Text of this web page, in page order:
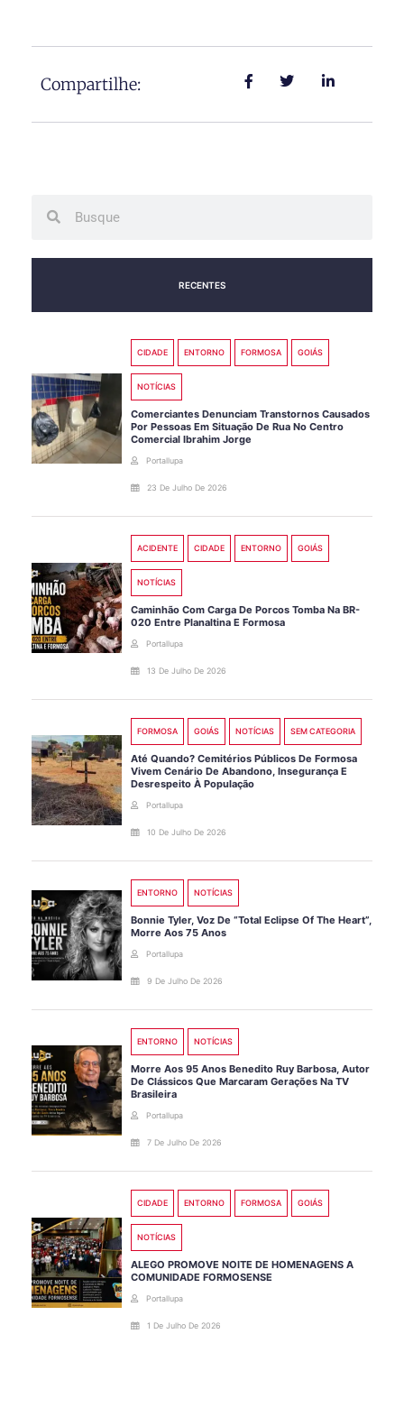
Compartilhe:
RECENTES
CIDADE ENTORNO FORMOSA GOIÁS
NOTÍCIAS
Comerciantes Denunciam Transtornos Causados
Por Pessoas Em Situação De Rua No Centro
Comercial Ibrahim Jorge
Portallupa
23 De Julho De 2026
ACIDENTE CIDADE ENTORNO GOIÁS
NOTÍCIAS
Caminhão Com Carga De Porcos Tomba Na BR-
020 Entre Planaltina E Formosa
Portallupa
13 De Julho De 2026
FORMOSA GOIÁS NOTÍCIAS SEM CATEGORIA
Até Quando? Cemitérios Públicos De Formosa
Vivem Cenário De Abandono, Insegurança E
Desrespeito À População
Portallupa
10 De Julho De 2026
ENTORNO NOTÍCIAS
Bonnie Tyler, Voz De “Total Eclipse Of The Heart”,
Morre Aos 75 Anos
Portallupa
9 De Julho De 2026
ENTORNO NOTÍCIAS
Morre Aos 95 Anos Benedito Ruy Barbosa, Autor
De Clássicos Que Marcaram Gerações Na TV
Brasileira
Portallupa
7 De Julho De 2026
CIDADE ENTORNO FORMOSA GOIÁS
NOTÍCIAS
ALEGO PROMOVE NOITE DE HOMENAGENS A
COMUNIDADE FORMOSENSE
Portallupa
1 De Julho De 2026